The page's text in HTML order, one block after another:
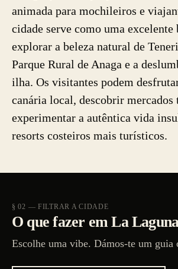
animada para mochileiros e
cidade serve como uma excelente
explorar a beleza natural de
Parque Rural de Anaga e a
ilha. Os visitantes podem
canária local, descobrir mercados
experimentar a autêntica vida
resorts costeiros mais turísticos.
§ 02 — FILTRAR A CIDADE
O que fazer em La
Escolhe uma vibe. Dámos-te um guia